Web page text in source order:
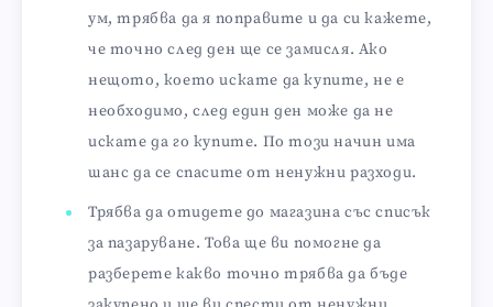
ум, трябва да я поправите и да си кажете,
че точно след ден ще се замисля. Ако
нещото, което искате да купите, не е
необходимо, след един ден може да не
искате да го купите. По този начин има
шанс да се спасите от ненужни разходи.
Трябва да отидете до магазина със списък
за пазаруване. Това ще ви помогне да
разберете какво точно трябва да бъде